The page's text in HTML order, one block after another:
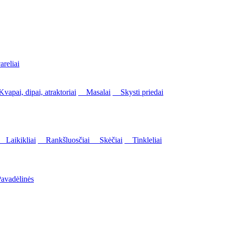
dipai, atraktoriai Masalai
Skysti priedai
Laikikliai Rankšluosčiai Skėčiai
Tinkleliai